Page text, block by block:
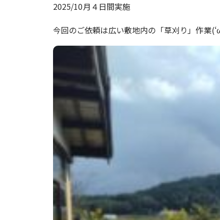
2025/10月４日間実施
今回のご依頼は広い敷地内の「草刈り」作業